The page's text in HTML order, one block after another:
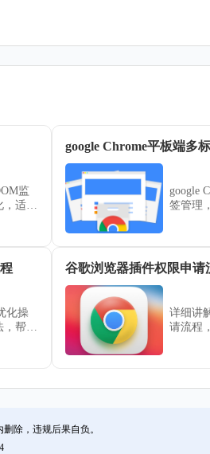
监
，适用
google Chrome平板端多
google
签管理
化操
，帮助
谷歌浏览器插件权限申请
详细讲
请流程
除，违规后果自负。